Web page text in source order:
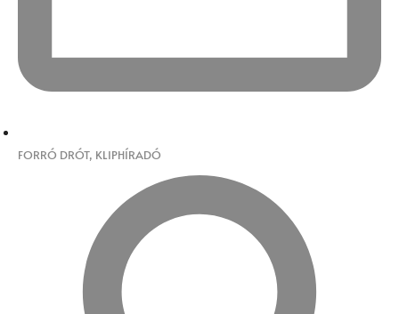
FORRÓ DRÓT, KLIPHÍRADÓ